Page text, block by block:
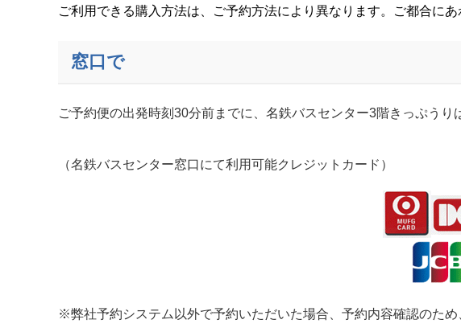
ご利用できる購入方法は、ご予約方法により異なります。ご都合にあ
窓口で
ご予約便の出発時刻30分前までに、名鉄バスセンター3階きっぷう
（名鉄バスセンター窓口にて利用可能クレジットカード）
※弊社予約システム以外で予約いただいた場合、予約内容確認のため